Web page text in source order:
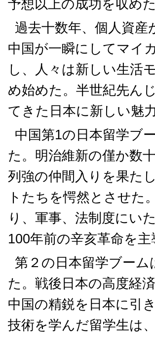
予想以上の成功を収めた
過去十数年、個人資
中国が一瞬にしてマイ
し、人々は新しい生活
め始めた。半世紀先ん
てきた日本に新しい魅
中国第1の日本留学ブ
た。明治維新の僅か数
列強の仲間入りを果た
トたちを愕然とさせた
り、軍事、法制度にい
100年前の辛亥革命を
第２の日本留学ブー
た。戦後日本の高度経
中国の精鋭を日本に引
技術を学んだ留学生は